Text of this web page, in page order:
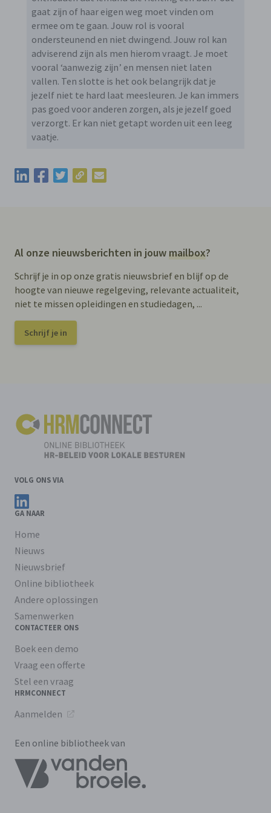
gaat zijn of haar eigen weg moet vinden om
ermee om te gaan. Jouw rol is vooral
ondersteunend en niet dwingend. Jouw rol kan
adviserend zijn als men hierom vraagt. Je moet
vooral ‘aanwezig zijn’ en mensen niet laten
vallen. Ten slotte is het ook belangrijk dat je
jezelf niet te hard laat meesleuren. Je kan immers
pas goed voor anderen zorgen, als je jezelf goed
verzorgt. Er kan niet getapt worden uit een leeg
vaatje.
Deel deze update via LinkedIn
Deel deze update via Facebook
Deel deze update via Twitter
Kopieer de permalink van deze update
Deel deze update via e-mail
Al onze nieuwsberichten in jouw mailbox?
Schrijf je in op onze gratis nieuwsbrief en blijf op de
hoogte van nieuwe regelgeving, relevante actualiteit,
niet te missen opleidingen en studiedagen, ...
Schrijf je in
VOLG ONS VIA
Volg ons op LinkedIn
GA NAAR
Home
Nieuws
Nieuwsbrief
Online bibliotheek
Andere oplossingen
Samenwerken
CONTACTEER ONS
Boek een demo
Vraag een offerte
Stel een vraag
HRMCONNECT
Aanmelden
Een online bibliotheek van